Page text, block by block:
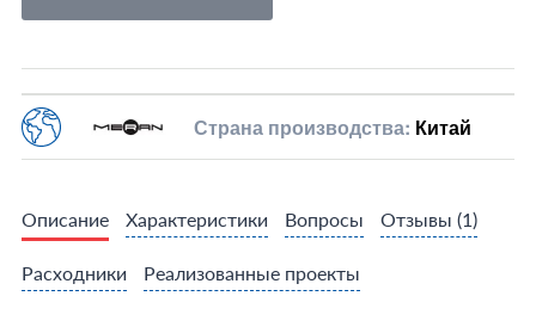
Страна производства: Китай
Описание Характеристики Вопросы Отзывы (1)
Расходники Реализованные проекты